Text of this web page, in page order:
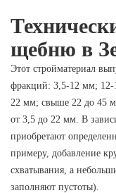
щебню в
Этот стройматериал
фракций: 3,5-12 мм;
22 мм; свыше 22 до 45
от 3,5 до 22 мм. В
приобретают
примеру, добавление
схватывания, а
заполняют пустоты).